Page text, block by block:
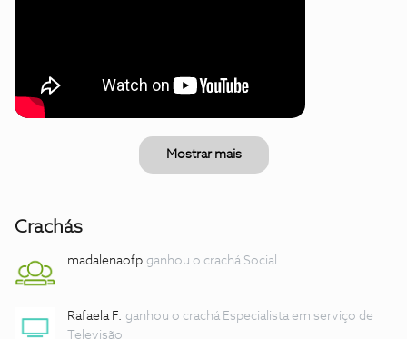
Mostrar mais
Crachás
madalenaofp ganhou o crachá Social
Rafaela F. ganhou o crachá Especialista em serviço de
Televisão